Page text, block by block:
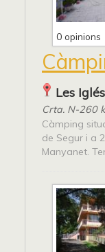
0 opinions
Les
Crta. N-260
Càmping
de Segur i a
Manyanet.